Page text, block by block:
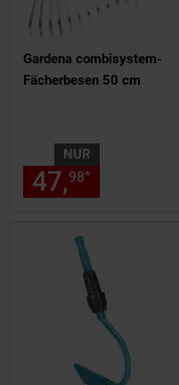
Gardena combisystem-
Fächerbesen 50 cm
NUR
47,98*